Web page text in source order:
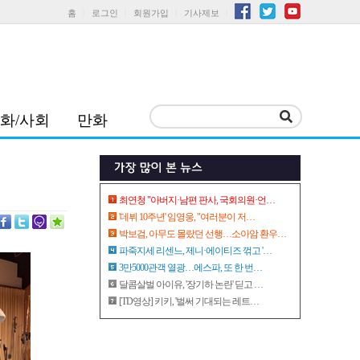
홈 로그인 회원가입 기사제보
/사회 만화
최연청 "아버지·남편 판사, 국회의원·언…
'데뷔 10주년' 임영웅, "여러분이 저…
박보검, 아무도 몰랐던 선행…소아암 환우…
파죽지세 리센느, 제니·에이티즈 꺾고 '…
3만5000관객 열광…에스파, 또 한 번…
달콤살벌 아이유, '장기하 논란' 딛고 …
[TD영상] 키키, '벌써 기대되는 레트…